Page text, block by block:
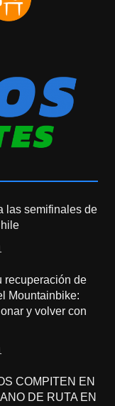
las semifinales de
recuperación de
Mountainbike:
y volver con
COMPITEN EN
DE RUTA EN